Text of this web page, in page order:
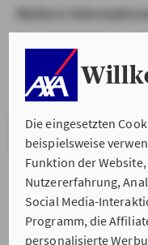
Die eingesetzten
beispielsweise
Funktion der
Nutzererfahrung,
Social Media-
Programm, die
personalisierte
Weitere